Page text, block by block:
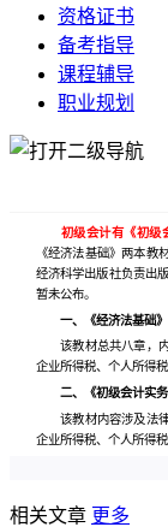
资格证书
备考指导
课程辅导
职业规划
初级会计有《初级
《经济法基础》两本教
经济科学出版社负责出
暂未公布。
一、《经济法基础》
该教材总共八章，内
企业所得税、个人所得
二、《初级会计实务
该教材内容涉及法律
企业所得税、个人所得
相关文章 更多